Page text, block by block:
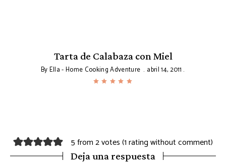
Tarta de Calabaza con Miel
ByElla - Home Cooking Adventure abril 14, 2011
5 from 2 votes (1 rating without comment)
Deja una respuesta